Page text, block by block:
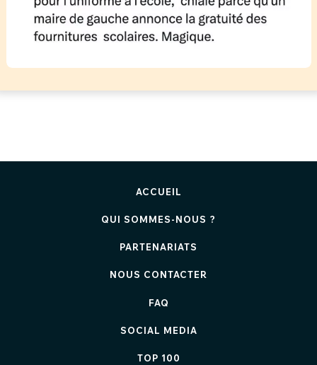
ACCUEIL
QUI SOMMES-NOUS ?
PARTENARIATS
NOUS CONTACTER
FAQ
SOCIAL MEDIA
TOP 100